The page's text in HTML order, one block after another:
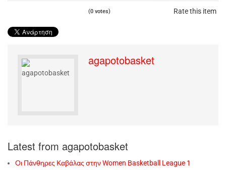
Rate this item
(0 votes)
agapotobasket
Latest from agapotobasket
Οι Πάνθηρες Καβάλας στην Women Basketball League 1